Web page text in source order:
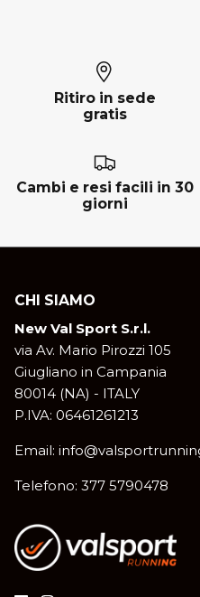
Ritiro in sede
gratis
Cambi e resi facili in 30
giorni
CHI SIAMO
New Val Sport S.r.l.
via Av. Mario Pirozzi 105
Giugliano in Campania
80014 (NA) - ITALY
P.IVA: 06461261213
Email:
Telefono: 377 5790478